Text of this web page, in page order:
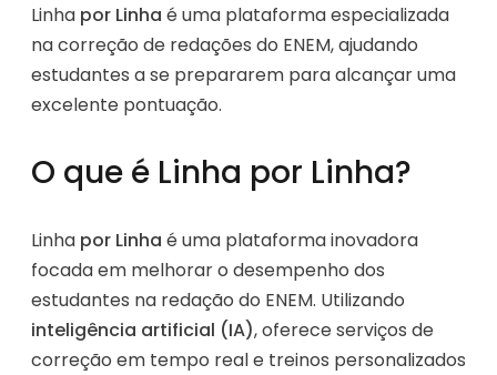
Linha por Linha é uma plataforma especializada
na correção de redações do ENEM, ajudando
estudantes a se prepararem para alcançar uma
excelente pontuação.
O que é Linha por Linha?
Linha por Linha é uma plataforma inovadora
focada em melhorar o desempenho dos
estudantes na redação do ENEM. Utilizando
inteligência artificial (IA), oferece serviços de
correção em tempo real e treinos personalizados